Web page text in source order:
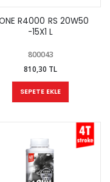
R4000 RS 20W50
-15X1 L
800043
810,30 TL
SEPETE EKLE